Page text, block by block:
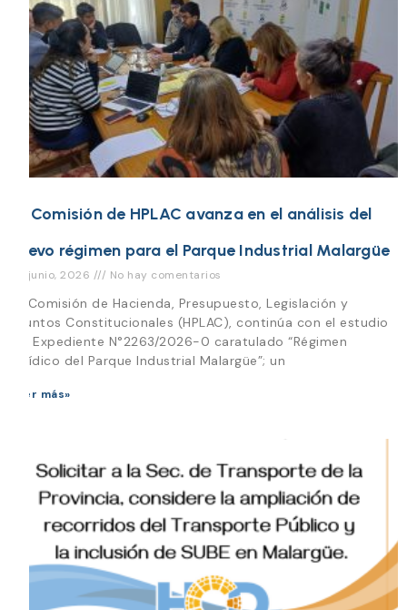
La Comisión de HPLAC avanza en el análisis del
nuevo régimen para el Parque Industrial Malargüe
30 junio, 2026 No hay comentarios
La Comisión de Hacienda, Presupuesto, Legislación y
Asuntos Constitucionales (HPLAC), continúa con el estudio
del Expediente N°2263/2026-0 caratulado “Régimen
Jurídico del Parque Industrial Malargüe”; un
Leer más»